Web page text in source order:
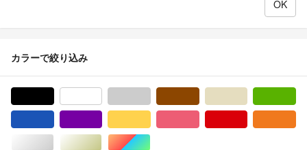
カラーで絞り込み
シルバー/銀色系ゴールド/金色系マルチカラー